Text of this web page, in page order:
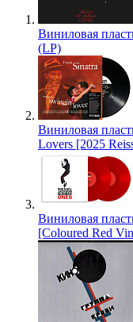
Виниловая
(LP)
Виниловая
Lovers [2025
Виниловая
[Coloured Red